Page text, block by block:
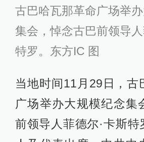
古巴哈瓦那革命广场举
集会，悼念古巴前领导
特罗。东方IC 图
当地时间11月29日，古
广场举办大规模纪念集
前领导人菲德尔·卡斯特